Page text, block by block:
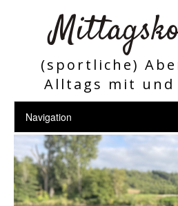
(sportliche)
Alltags mit und